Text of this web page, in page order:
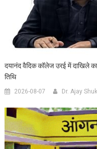
दयानंद वैदिक कॉलेज उरई में दाखिले
तिथि
2026-08-07 Dr. Ajay